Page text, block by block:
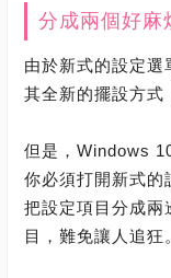
分成兩個好麻
由於新式的設定
其全新的擺設方式
但是，Windows
你必須打開新式的
把設定項目分成兩
目，難免讓人追狂